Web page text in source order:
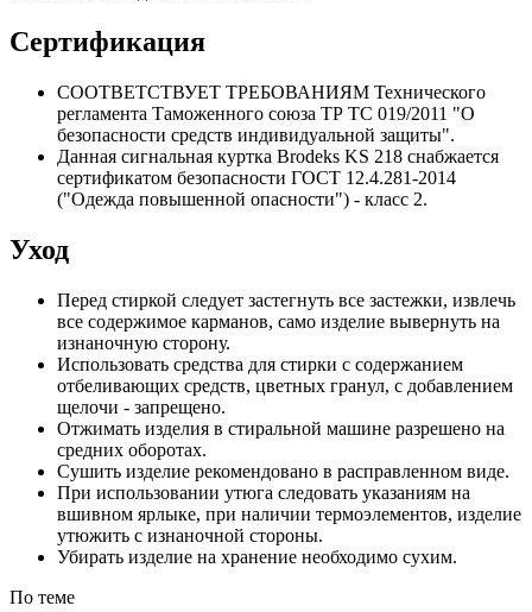
Сертификация
СООТВЕТСТВУЕТ ТРЕБОВАНИЯМ Технического
регламента Таможенного союза ТР ТС 019/2011 "О
безопасности средств индивидуальной защиты".
Данная сигнальная куртка Brodeks KS 218 cнабжается
сертификатом безопасности ГОСТ 12.4.281-2014
("Одежда повышенной опасности") - класс 2.
Уход
Перед стиркой следует застегнуть все застежки, извлечь
все содержимое карманов, само изделие вывернуть на
изнаночную сторону.
Использовать средства для стирки с содержанием
отбеливающих средств, цветных гранул, с добавлением
щелочи - запрещено.
Отжимать изделия в стиральной машине разрешено на
средних оборотах.
Сушить изделие рекомендовано в расправленном виде.
При использовании утюга следовать указаниям на
вшивном ярлыке, при наличии термоэлементов, изделие
утюжить с изнаночной стороны.
Убирать изделие на хранение необходимо сухим.
По теме